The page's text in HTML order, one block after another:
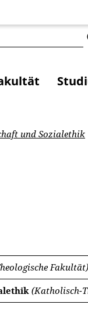
und Sozialethik
Fakultät)
(Katholisch-